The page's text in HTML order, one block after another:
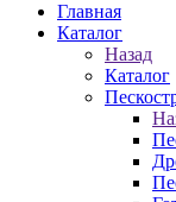
Главная
Каталог
Назад
Каталог